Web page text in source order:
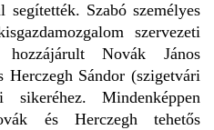
segítették. Szabó személyes
szervezeti
hozzájárult Novák János
Herczegh Sándor (szigetvári
sikeréhez. Mindenképpen
és Herczegh tehetős